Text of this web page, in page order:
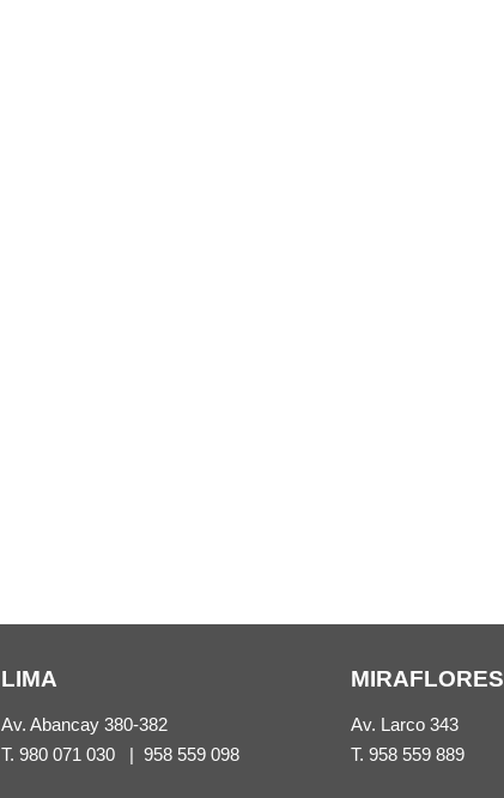
LIMA
Av. Abancay 380-382
T. 980 071 030| 958 559 098
MIRAFLORES
Av. Larco 343
T. 958 559 889